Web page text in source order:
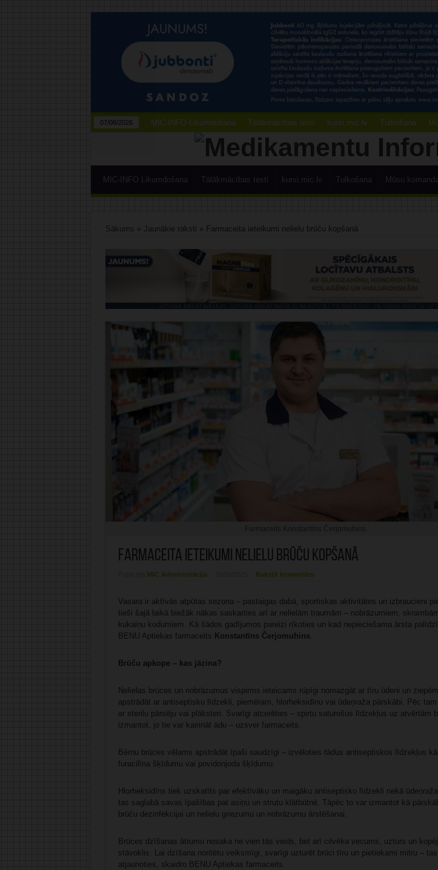
07/08/2026 MIC-INFO Likumdošana Tālākmācības testi kursi.mic.lv Tulkošana
MIC-INFO Likumdošana Tālākmācības testi kursi.mic.lv Tulkošana Mūsu
Sākums » Jaunākie raksti » Farmaceita ieteikumi nelielu brūču kopšanā
Farmaceita ieteikumi nelielu brūču kopšanā
MIC Administrācija Rakstīt komentāru
Vasara ir aktīvās atpūtas sezona – pastaigas dabā, sportiskas aktivitātes un izbraucieni
tieši šajā laikā biežāk nākas saskarties arī ar nelielām traumām – nobrāzumiem,
kukaiņu kodumiem. Kā šādos gadījumos pareizi rīkoties un kad nepieciešama ārsta
BENU Aptiekas farmaceits Konstantīns Čerjomuhins.
Brūču apkope – kas jāzina?
Nelielas brūces un nobrāzumus vispirms ieteicams rūpīgi nomazgāt ar tīru ūdeni un
apstrādāt ar antiseptisku līdzekli, piemēram, hlorheksidīnu vai ūdeņraža pārskābi. Pēc
ar sterilu pārsēju vai plāksteri. Svarīgi atcerēties – spirtu saturošus līdzekļus uz atvērtām
izmantot, jo tie var kairināt ādu – uzsver farmaceits.
Bērnu brūces vēlams apstrādāt īpaši saudzīgi – izvēloties tādus antiseptiskos līdzekļus
furacilīna šķīdumu vai povidonjoda šķīdumu.
Hlorheksidīns tiek uzskatīts par efektīvāku un maigāku antiseptisko līdzekli nekā
tas saglabā savas īpašības pat asiņu un strutu klātbūtnē. Tāpēc to var izmantot kā
brūču dezinfekcijai un nelielu griezumu un nobrāzumu ārstēšanai.
Brūces dzīšanas ātrumu nosaka ne vien tās veids, bet arī cilvēka vecums, uzturs un
stāvoklis. Lai dzīšana noritētu veiksmīgi, svarīgi uzturēt brūci tīru un pietiekami mitru –
atjaunoties, skaidro BENU Aptiekas farmaceits.